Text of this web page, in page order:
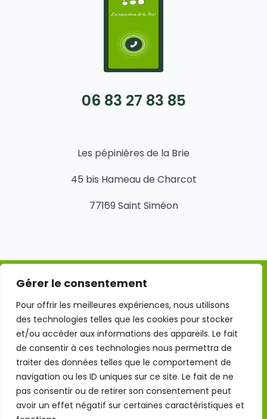
Gérer le consentement
Pour offrir les meilleures expériences, nous utilisons
des technologies telles que les cookies pour stocker
et/ou accéder aux informations des appareils. Le fait
de consentir à ces technologies nous permettra de
traiter des données telles que le comportement de
navigation ou les ID uniques sur ce site. Le fait de ne
pas consentir ou de retirer son consentement peut
avoir un effet négatif sur certaines caractéristiques et
06 83 27 83 85
Les pépinières de la Brie
45 bis Hameau de Charcot
77169 Saint Siméon
Mentions légales
Conditions Générales d'Utilisation
Politique de confidentialité
Politique des cookies